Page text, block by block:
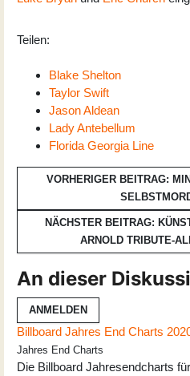
Teilen:
Blake Shelton
Taylor Swift
Jason Aldean
Lady Antebellum
Florida Georgia Line
VORHERIGER BEITRAG:
NÄCHSTER BEITRAG:
ARNOLD TRIBUTE-
An dieser
ANMELDEN
Billboard Jahres End Charts
Jahres End Charts
Die Billboard Jahresendcharts